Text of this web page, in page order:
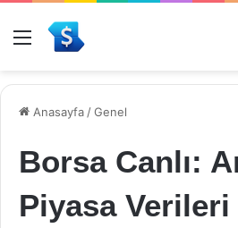
Menü
Anasayfa /Genel
Borsa Canlı:
Piyasa Verileri